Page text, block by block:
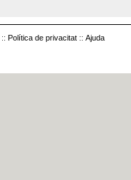
:: Política de privacitat :: Ajuda